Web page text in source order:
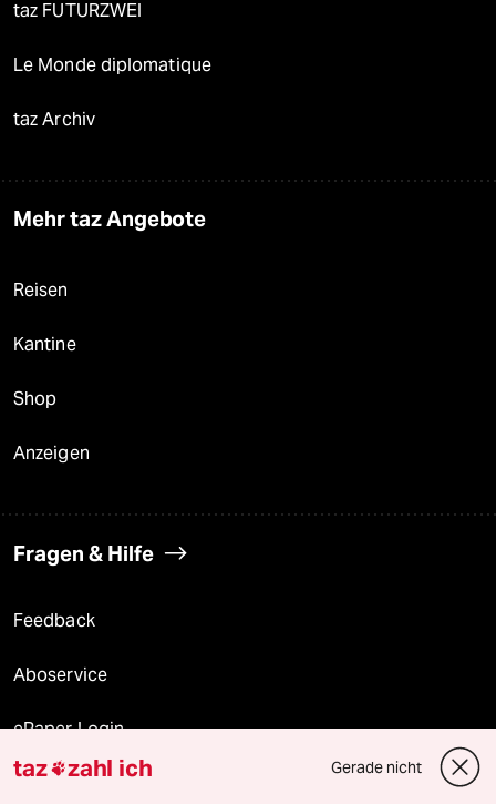
taz FUTURZWEI
Le Monde diplomatique
taz Archiv
Mehr taz Angebote
Reisen
Kantine
Shop
Anzeigen
Fragen & Hilfe
Feedback
Aboservice
ePaper Login
Downloads für Abonnierende
taz zahl ich Gerade nicht